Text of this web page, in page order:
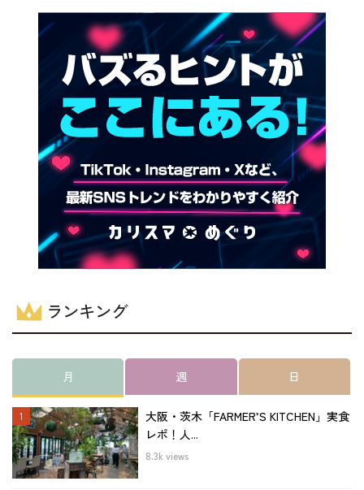
ランキング
月 週 日
大阪・茨木「FARMER’S KITCHEN」実食
レポ！人...
8.3k views